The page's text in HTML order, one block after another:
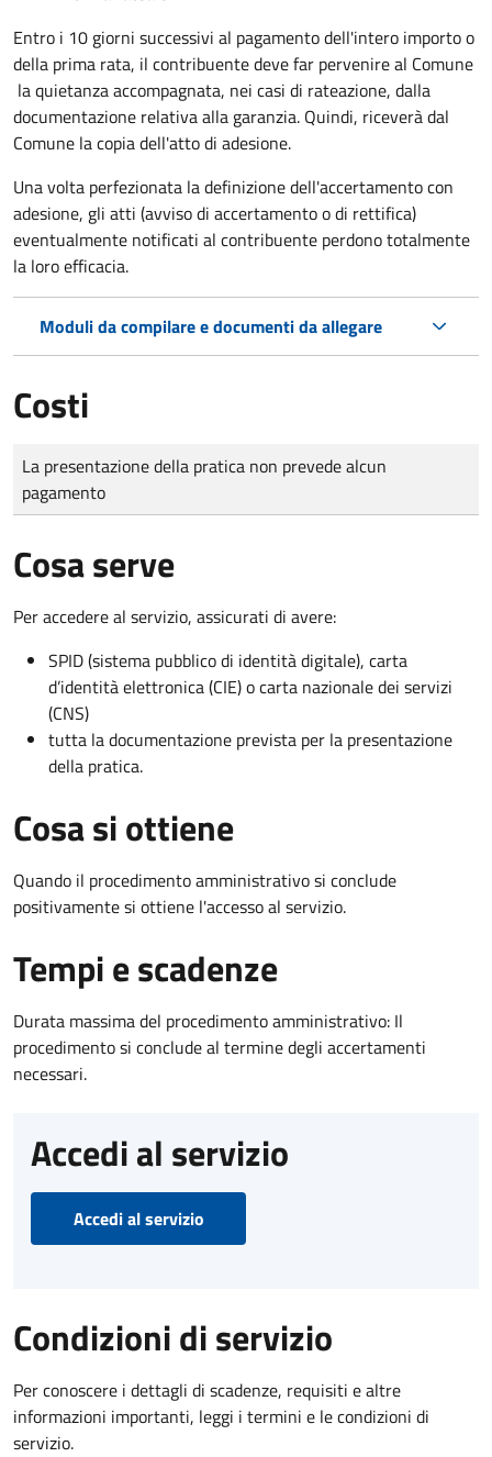
Entro i 10 giorni successivi al pagamento dell'intero importo o
della prima rata, il contribuente deve far pervenire al Comune
la quietanza accompagnata, nei casi di rateazione, dalla
documentazione relativa alla garanzia. Quindi, riceverà dal
Comune la copia dell'atto di adesione.
Una volta perfezionata la definizione dell'accertamento con
adesione, gli atti (avviso di accertamento o di rettifica)
eventualmente notificati al contribuente perdono totalmente
la loro efficacia.
Moduli da compilare e documenti da allegare
Costi
Tipo di pagamento
Importo
La presentazione della pratica non prevede alcun
pagamento
Cosa serve
Per accedere al servizio, assicurati di avere:
SPID (sistema pubblico di identità digitale), carta
d’identità elettronica (CIE) o carta nazionale dei servizi
(CNS)
tutta la documentazione prevista per la presentazione
della pratica.
Cosa si ottiene
Quando il procedimento amministrativo si conclude
positivamente si ottiene l'accesso al servizio.
Tempi e scadenze
Durata massima del procedimento amministrativo: Il
procedimento si conclude al termine degli accertamenti
necessari.
Accedi al servizio
Accedi al servizio
Condizioni di servizio
Per conoscere i dettagli di scadenze, requisiti e altre
informazioni importanti, leggi i termini e le condizioni di
servizio.